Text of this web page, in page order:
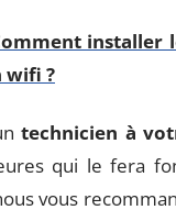
installer
wifi ?
technicien à
qui le fera
vous